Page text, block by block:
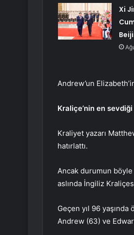
Xi
Andrew’un
Kraliçe’nin en
Kraliyet yazarı
hatırlattı.
Ancak durumun böyle
aslında İngiliz
Geçen yıl 96
Andrew (63) ve